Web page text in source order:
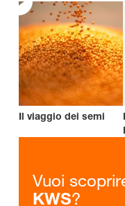
Il viaggio dei semi
Vuoi
KWS?